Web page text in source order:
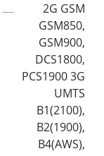
2G GSM
GSM850,
GSM900,
DCS1800,
PCS1900 3G
UMTS
B1(2100),
B2(1900),
B4(AWS),